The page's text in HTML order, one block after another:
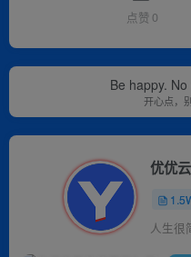
点赞 0
Be happy.
开心点，
优优
人生很